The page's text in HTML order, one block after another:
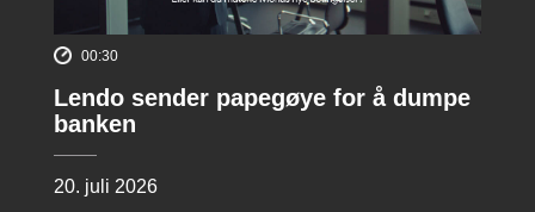
00:30
Lendo sender papegøye for å dumpe
banken
20. juli 2026